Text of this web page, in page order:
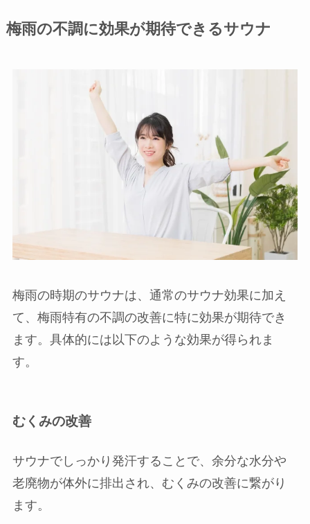
梅雨の不調に効果が期待できるサウナ
梅雨の時期のサウナは、通常のサウナ効果に加え
て、梅雨特有の不調の改善に特に効果が期待でき
ます。具体的には以下のような効果が得られま
す。
むくみの改善
サウナでしっかり発汗することで、余分な水分や
老廃物が体外に排出され、むくみの改善に繋がり
ます。